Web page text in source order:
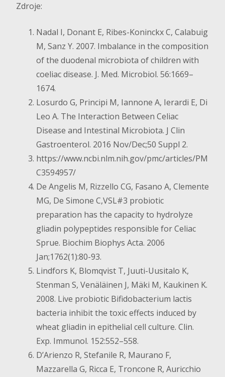
Zdroje:
Nadal I, Donant E, Ribes-Koninckx C, Calabuig
M, Sanz Y. 2007. Imbalance in the composition
of the duodenal microbiota of children with
coeliac disease. J. Med. Microbiol. 56:1669–
1674.
Losurdo G, Principi M, Iannone A, Ierardi E, Di
Leo A. The Interaction Between Celiac
Disease and Intestinal Microbiota. J Clin
Gastroenterol. 2016 Nov/Dec;50 Suppl 2.
https://www.ncbi.nlm.nih.gov/pmc/articles/PM
C3594957/
De Angelis M, Rizzello CG, Fasano A, Clemente
MG, De Simone C,VSL#3 probiotic
preparation has the capacity to hydrolyze
gliadin polypeptides responsible for Celiac
Sprue. Biochim Biophys Acta. 2006
Jan;1762(1):80-93.
Lindfors K, Blomqvist T, Juuti-Uusitalo K,
Stenman S, Venäläinen J, Mäki M, Kaukinen K.
2008. Live probiotic Bifidobacterium lactis
bacteria inhibit the toxic effects induced by
wheat gliadin in epithelial cell culture. Clin.
Exp. Immunol. 152:552–558.
D’Arienzo R, Stefanile R, Maurano F,
Mazzarella G, Ricca E, Troncone R, Auricchio